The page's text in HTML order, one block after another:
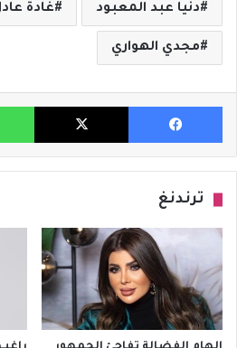
دنيا عبد المعبود غادة
مجدي الهواري
فيسبوك X
ترندنغ